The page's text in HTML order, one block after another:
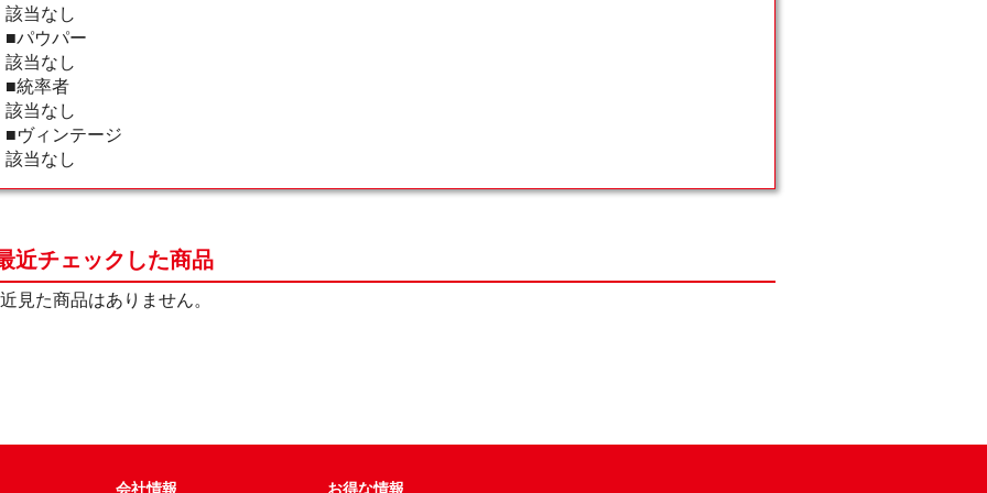
該当なし
■パウパー
該当なし
■統率者
該当なし
■ヴィンテージ
該当なし
近チェックした商品
見た商品はありません。
会社情報 お得な情報